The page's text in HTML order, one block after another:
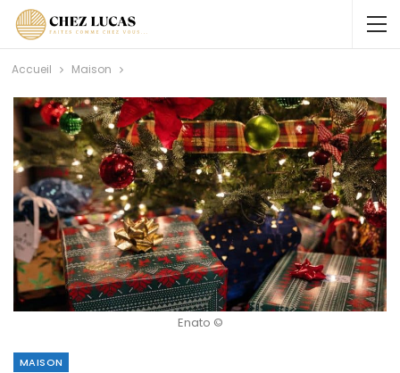
Accueil Maison
Enato ©
MAISON